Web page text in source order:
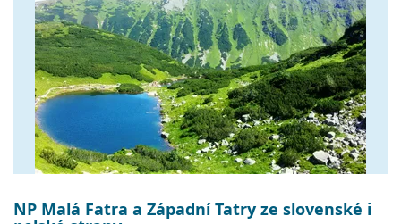
NP Malá Fatra a Západní Tatry ze slovenské i